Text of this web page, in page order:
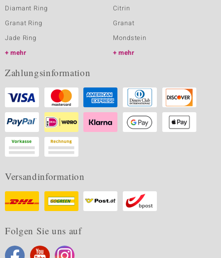
Diamant Ring
Granat Ring
Jade Ring
mehr
Citrin
Granat
Mondstein
mehr
Zahlungsinformation
Versandinformation
Folgen Sie uns auf